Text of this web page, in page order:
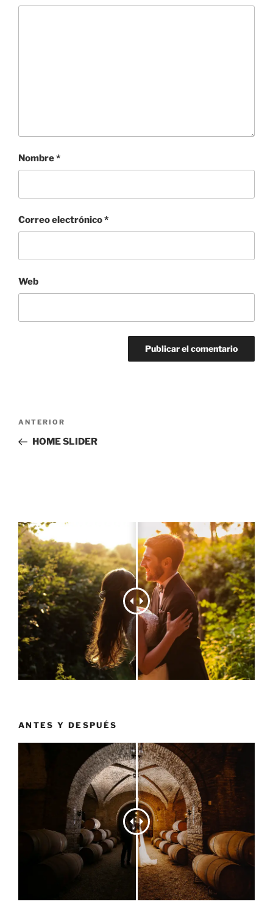
Nombre*
Correo electrónico*
Web
Navegación
entradas
Entrada
anterior:
ANTERIOR
HOME SLIDER
ANTES Y DESPUÉS